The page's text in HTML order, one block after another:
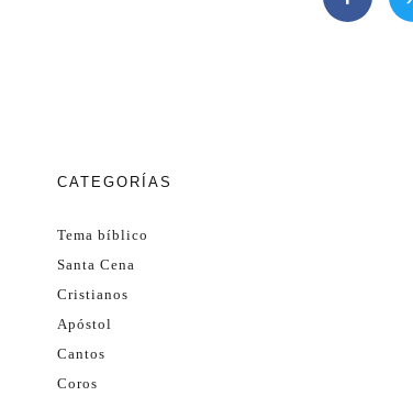
CATEGORÍAS
Tema bíblico
Santa Cena
Cristianos
Apóstol
Cantos
Coros